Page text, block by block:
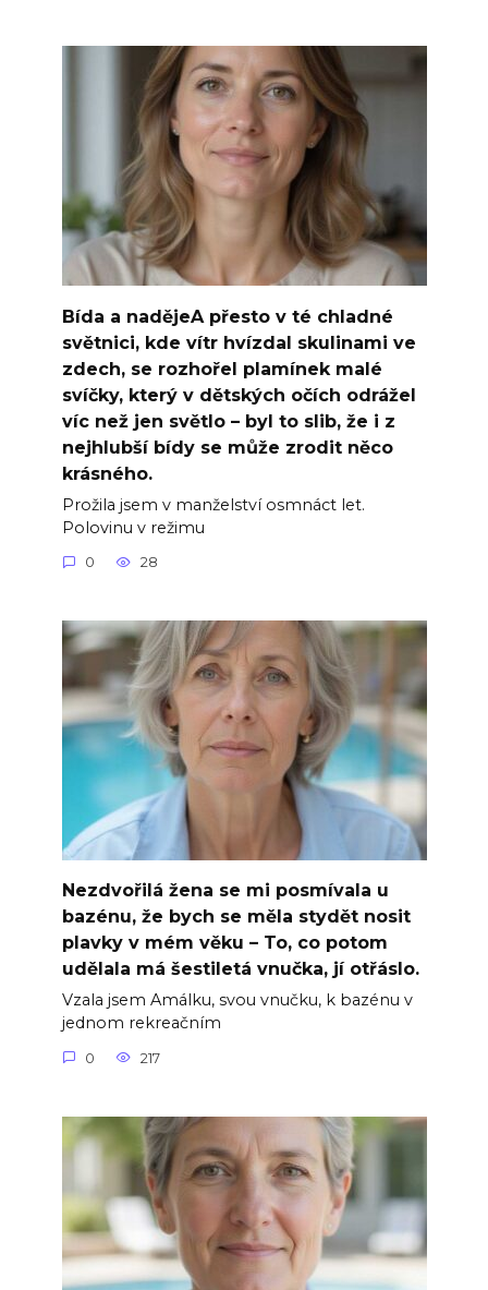
Bída a nadějeA přesto v té chladné
světnici, kde vítr hvízdal skulinami ve
zdech, se rozhořel plamínek malé
svíčky, který v dětských očích odrážel
víc než jen světlo – byl to slib, že i z
nejhlubší bídy se může zrodit něco
krásného.
Prožila jsem v manželství osmnáct let.
Polovinu v režimu
0 28
Nezdvořilá žena se mi posmívala u
bazénu, že bych se měla stydět nosit
plavky v mém věku – To, co potom
udělala má šestiletá vnučka, jí otřáslo.
Vzala jsem Amálku, svou vnučku, k bazénu v
jednom rekreačním
0 217